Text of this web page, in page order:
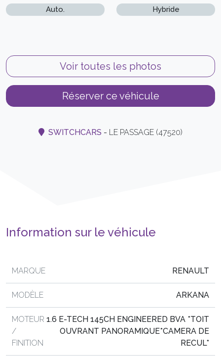
Auto. Hybride
Voir toutes les photos
Réserver ce véhicule
SWITCHCARS - LE PASSAGE (47520)
Information sur le véhicule
MARQUE RENAULT
MODÈLE ARKANA
MOTEUR
/
FINITION
1.6 E-TECH 145CH ENGINEERED BVA *TOIT
OUVRANT PANORAMIQUE*CAMERA DE
RECUL*